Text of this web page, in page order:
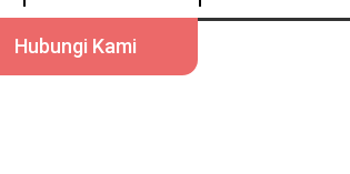
Hubungi Kami